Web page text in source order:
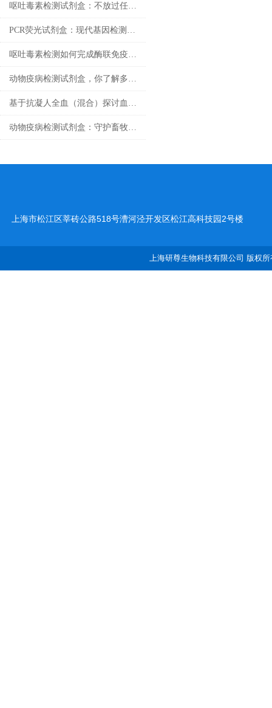
呕吐毒素检测试剂盒：不放过任何微量毒素隐患
PCR荧光试剂盒：现代基因检测的得力助手
呕吐毒素检测如何完成酶联免疫试验
动物疫病检测试剂盒，你了解多少？
基于抗凝人全血（混合）探讨血液流变学特性及其影响因素
动物疫病检测试剂盒：守护畜牧业健康
上海市松江区莘砖公路518号漕河泾开发区松江高科技园2号楼
上海研尊生物科技有限公司 版权